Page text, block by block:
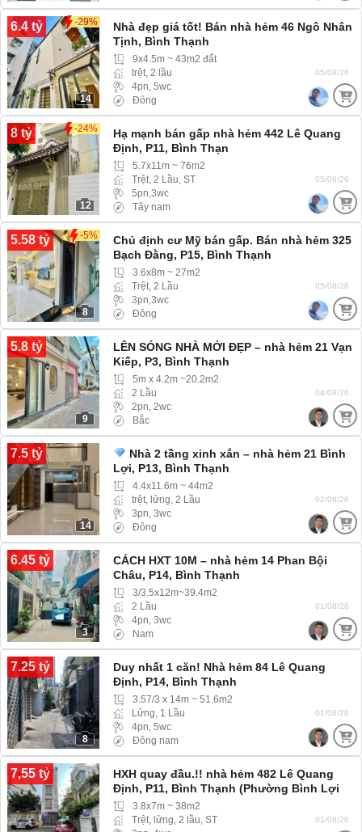
6.4 tỷ -29%
14
Nhà đẹp giá tốt! Bán nhà hẻm 46 Ngô Nhân
Tịnh, Bình Thạnh
9x4.5m ~ 43m2 đất
trệt, 2 lầu
4pn, 5wc
Đông
05/08/26
8 tỷ -24%
12
Hạ mạnh bán gấp nhà hẻm 442 Lê Quang
Định, P11, Bình Thạn
5.7x11m ~ 76m2
Trệt, 2 Lầu, ST
5pn,3wc
Tây nam
05/08/26
5.58 tỷ -5%
8
Chủ định cư Mỹ bán gấp. Bán nhà hẻm 325
Bạch Đằng, P15, Bình Thạnh
3.6x8m ~ 27m2
Trệt, 2 Lầu
3pn,3wc
Đông
05/08/26
5.8 tỷ
9
LÊN SÓNG NHÀ MỚI ĐẸP – nhà hẻm 21 Vạn
Kiếp, P3, Bình Thạnh
5m x 4.2m ~20.2m2
2 Lầu
2pn, 2wc
Bắc
04/08/26
7.5 tỷ
14
Nhà 2 tầng xinh xắn – nhà hẻm 21 Bình
Lợi, P13, Bình Thạnh
4.4x11.6m ~ 44m2
trệt, lửng, 2 Lầu
3pn, 3wc
Đông
02/08/26
6.45 tỷ
3
CÁCH HXT 10M – nhà hẻm 14 Phan Bội
Châu, P14, Bình Thạnh
3/3.5x12m~39.4m2
2 Lầu
4pn, 3wc
Nam
01/08/26
7.25 tỷ
8
Duy nhất 1 căn! Nhà hẻm 84 Lê Quang
Định, P14, Bình Thạnh
3.57/3 x 14m ~ 51.6m2
Lửng, 1 Lầu
4pn, 5wc
Đông nam
01/08/26
7,55 tỷ
HXH quay đầu.!! nhà hẻm 482 Lê Quang
Định, P11, Bình Thạnh (Phường Bình Lợi
Trung) hẻm Xe hơi, Xe tải ra vào thoải mái
3.8x7m ~ 38m2
Trệt, lửng, 2 lầu, ST
01/08/26